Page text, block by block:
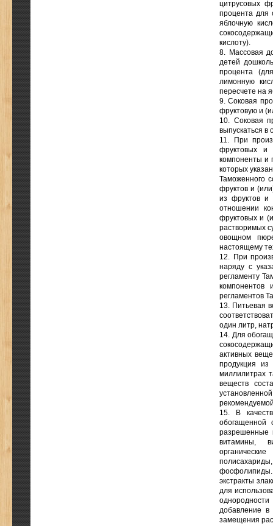
цитрусовых
процента для
яблочную
кислоту).
8. Массовая
детей
процента
лимонную
пересчете на
9. Соковая
фруктовую и
10. Соковая
выпускаться в
11. При
фруктовых и
компоненты и
которых
Таможенного
фруктов и
из фруктов и
отношении
фруктовых и
растворимых
овощном
настоящему
12. При
наряду с
регламенту
компонентов
регламентов
13. Питьевая
один литр,
14. Для
активных
продукция
миллилитрах
веществ
15. В
обогащенной
разрешенные
витамины,
фосфолипиды.
экстракты
для
добавление
замещения